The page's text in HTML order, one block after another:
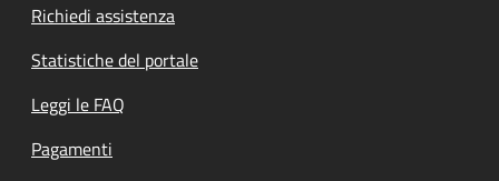
Richiedi assistenza
Statistiche del portale
Leggi le FAQ
Pagamenti